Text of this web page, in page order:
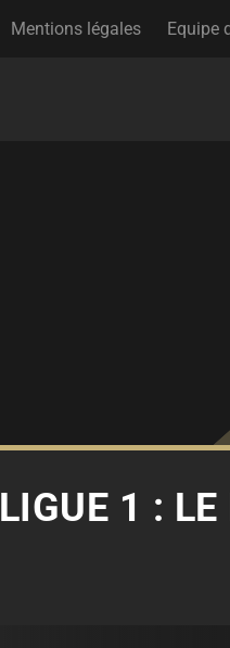
Mentions légales Equipe
LIGUE 1 :